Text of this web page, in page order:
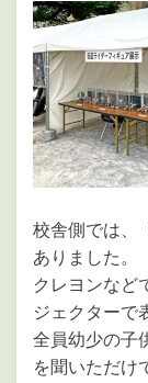
校舎側では、
ありました。
クレヨンなど
ジェクターで
全員幼少の子
を聞いただけ